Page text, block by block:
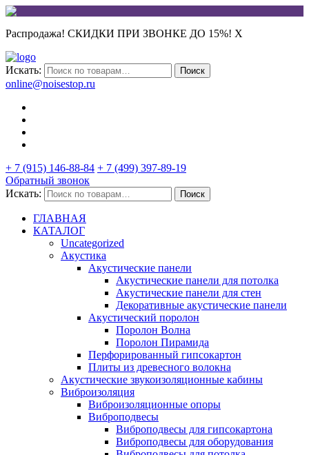
Распродажа! СКИДКИ ПРИ ЗВОНКЕ ДО 15%! X
Искать: Поиск
online@noisestop.ru
+ 7 (915) 146-88-84 + 7 (499) 397-89-19
Обратный звонок
Искать:
Поиск
ГЛАВНАЯ
КАТАЛОГ
Uncategorized
Акустика
Акустические панели
Акустические панели для потолка
Акустические панели для стен
Декоративные акустические панели
Акустический поролон
Поролон Волна
Поролон Пирамида
Перфорированный гипсокартон
Плиты из древесного волокна
Акустические звукоизоляционные кабины
Виброизоляция
Виброизоляционные опоры
Виброподвесы
Виброподвесы для гипсокартона
Виброподвесы для оборудования